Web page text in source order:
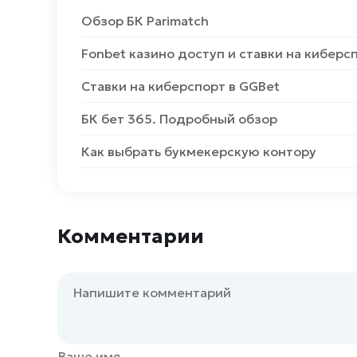
Обзор БК Parimatch
Fonbet казино доступ и ставки на
Ставки на киберспорт в GGBet
БК бет 365. Подробный обзор
Как выбрать букмекерскую контору
Комментарии